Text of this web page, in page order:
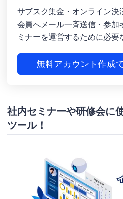
サブスク集金・オンライン決
会員へメール一斉送信 ・参
ミナーを運営するために必要
無料アカウント作成
社内セミナーや研修会に
ツール！